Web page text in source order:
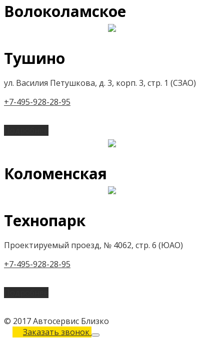
Волоколамское
Тушино
ул. Василия Петушкова, д. 3, корп. 3, стр. 1 (СЗАО)
+7-495-928-28-95
Коломенская
Технопарк
Проектируемый проезд, № 4062, стр. 6 (ЮАО)
+7-495-928-28-95
© 2017 Автосервис Близко
Заказать звонок